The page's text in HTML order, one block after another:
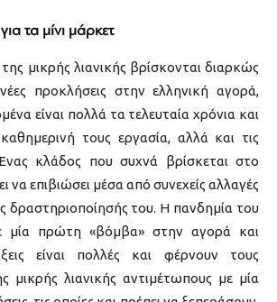
τα μίνι μάρκετ
της μικρής λιανικής βρίσκονται διαρκώς
προκλήσεις στην ελληνική αγορά,
είναι πολλά τα τελευταία χρόνια και
τους εργασία, αλλά και τις
κλάδος που συχνά βρίσκεται στο
να επιβιώσει μέσα από συνεχείς αλλαγές
δραστηριοποίησής του. Η πανδημία του
μία πρώτη «βόμβα» στην αγορά και
είναι πολλές και φέρνουν τους
μικρής λιανικής αντιμέτωπους με μία